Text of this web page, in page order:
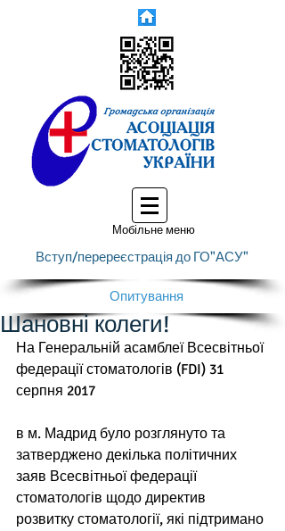
Мобільне меню
Вступ/перереєстрація до ГО"АСУ"
Опитування
Шановні колеги!
На Генеральній асамблеї Всесвітньої
федерації стоматологів (FDI) 31
серпня 2017
в м. Мадрид було розглянуто та
затверджено декілька політичних
заяв Всесвітньої федерації
стоматологів щодо директив
розвитку стоматології, які підтримано